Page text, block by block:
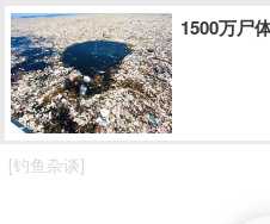
1500万尸
[钓鱼杂谈]